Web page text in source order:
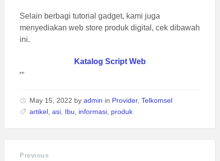
Selain berbagi tutorial gadget, kami juga
menyediakan web store produk digital, cek dibawah
ini.
Katalog Script Web
May 15, 2022 by admin in Provider, Telkomsel
artikel asi Ibu informasi produk
Previous